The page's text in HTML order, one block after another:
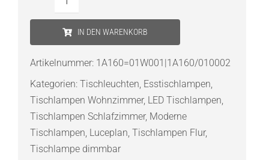
Tischleuchte
IN DEN WARENKORB
Artikelnummer: 1A160=01W001|1A160/010002
Kategorien: Tischleuchten, Esstischlampen,
Tischlampen Wohnzimmer, LED Tischlampen,
Tischlampen Schlafzimmer, Moderne
Tischlampen, Luceplan, Tischlampen Flur,
Tischlampe dimmbar